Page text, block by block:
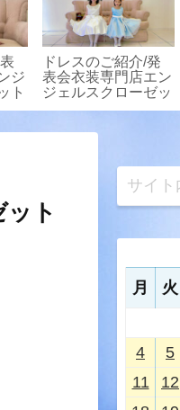
ジ
ト
ドレスのご紹介/発
表会衣装専門店エン
ジェルスクローゼッ
ト
ト
月
火
4
5
11
12